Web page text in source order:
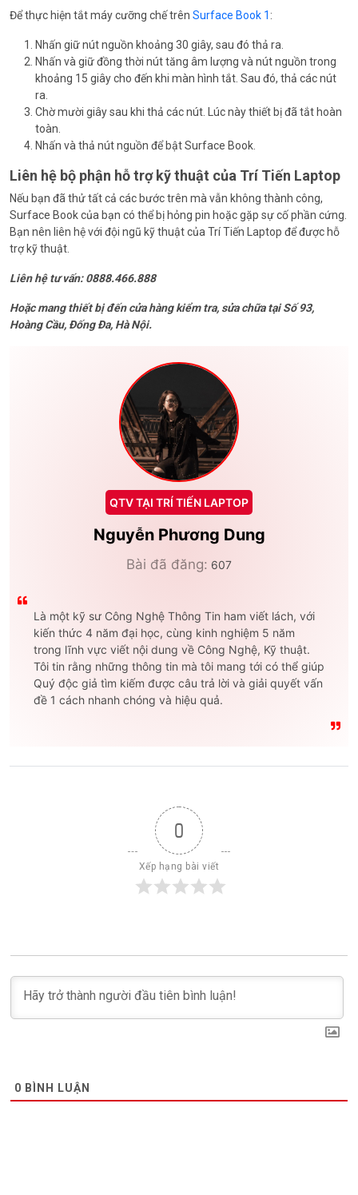
Để thực hiện tắt máy cưỡng chế trên Surface Book 1 :
Nhấn giữ nút nguồn khoảng 30 giây, sau đó thả ra.
Nhấn và giữ đồng thời nút tăng âm lượng và nút nguồn trong
khoảng 15 giây cho đến khi màn hình tắt. Sau đó, thả các nút
ra.
Chờ mười giây sau khi thả các nút. Lúc này thiết bị đã tắt hoàn
toàn.
Nhấn và thả nút nguồn để bật Surface Book.
Liên hệ bộ phận hỗ trợ kỹ thuật của Trí Tiến Laptop
Nếu bạn đã thử tất cả các bước trên mà vẫn không thành công,
Surface Book của bạn có thể bị hỏng pin hoặc gặp sự cố phần cứng.
Bạn nên liên hệ với đội ngũ kỹ thuật của Trí Tiến Laptop để được hỗ
trợ kỹ thuật.
Liên hệ tư vấn: 0888.466.888
Hoặc mang thiết bị đến cửa hàng kiểm tra, sửa chữa tại Số 93,
Hoàng Cầu, Đống Đa, Hà Nội.
QTV TẠI TRÍ TIẾN LAPTOP
Nguyễn Phương Dung
Bài đã đăng: 607
Là một kỹ sư Công Nghệ Thông Tin ham viết lách, với
kiến thức 4 năm đại học, cùng kinh nghiệm 5 năm
trong lĩnh vực viết nội dung về Công Nghệ, Kỹ thuật.
Tôi tin rằng những thông tin mà tôi mang tới có thể giúp
Quý độc giả tìm kiếm được câu trả lời và giải quyết vấn
đề 1 cách nhanh chóng và hiệu quả.
0
Xếp hạng bài viết
0 BÌNH LUẬN